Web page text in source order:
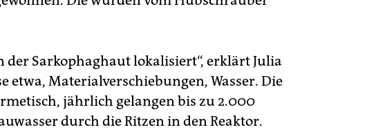
der Sarkophaghaut lokalisiert“, erklärt Julia
etwa, Materialverschiebungen, Wasser. Die
jährlich gelangen bis zu 2.000
durch die Ritzen in den Reaktor.